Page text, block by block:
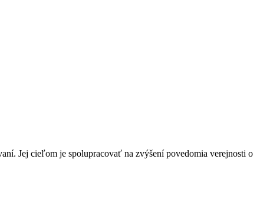
Jej cieľom je spolupracovať na zvýšení povedomia verejnosti o